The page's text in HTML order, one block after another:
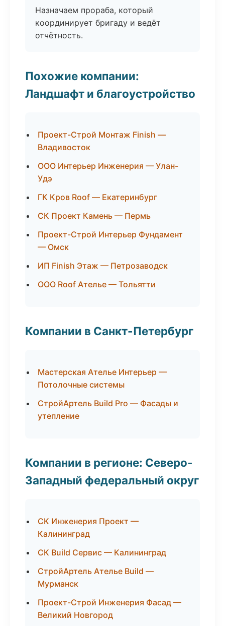
Назначаем прораба, который
координирует бригаду и ведёт
отчётность.
Похожие компании:
Ландшафт и благоустройство
Проект-Строй Монтаж Finish —
Владивосток
ООО Интерьер Инженерия — Улан-
Удэ
ГК Кров Roof — Екатеринбург
СК Проект Камень — Пермь
Проект-Строй Интерьер Фундамент
— Омск
ИП Finish Этаж — Петрозаводск
ООО Roof Ателье — Тольятти
Компании в Санкт-Петербург
Мастерская Ателье Интерьер —
Потолочные системы
СтройАртель Build Pro — Фасады и
утепление
Компании в регионе: Северо-
Западный федеральный округ
СК Инженерия Проект —
Калининград
СК Build Сервис — Калининград
СтройАртель Ателье Build —
Мурманск
Проект-Строй Инженерия Фасад —
Великий Новгород